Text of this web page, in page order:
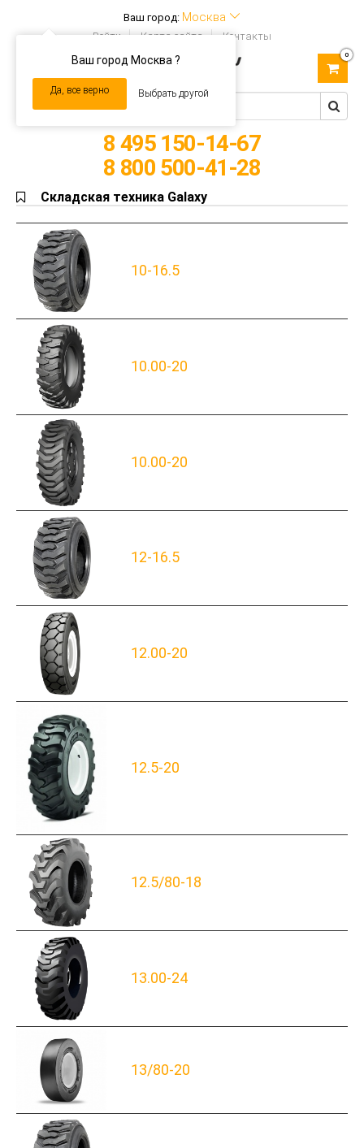
Ваш город: Москва
Ваш город Москва ?
Да, все верно Выбрать другой
Войти Карта сайта Контакты
navigation
0
8 495 150-14-67
8 800 500-41-28
Складская техника Galaxy
10-16.5
10.00-20
10.00-20
12-16.5
12.00-20
12.5-20
12.5/80-18
13.00-24
13/80-20